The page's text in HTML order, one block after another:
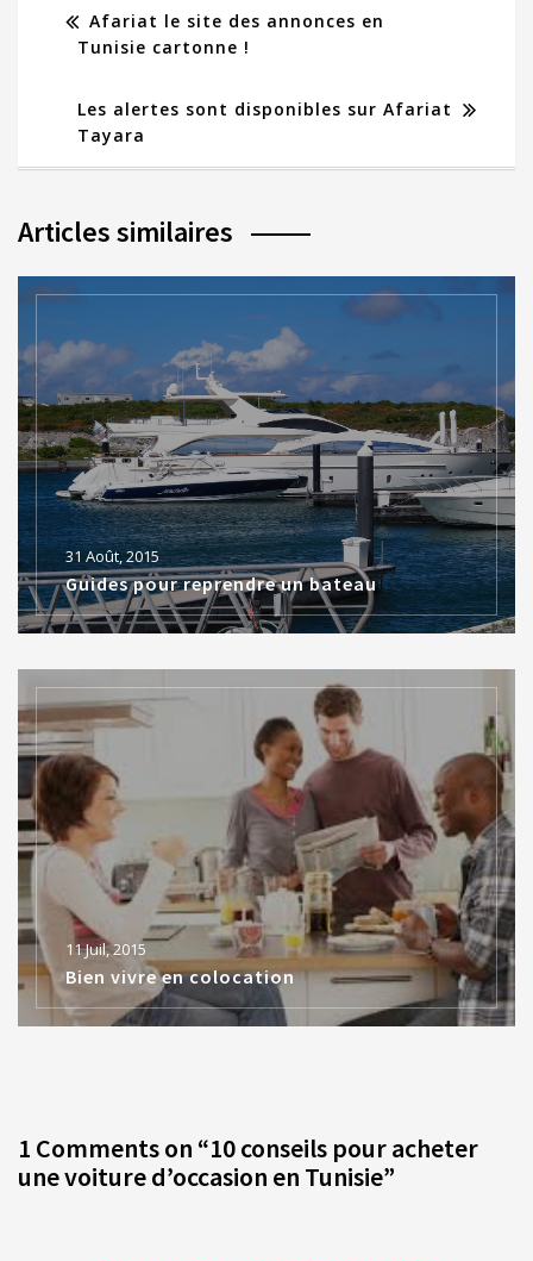
Afariat le site des annonces en
Tunisie cartonne !
Les alertes sont disponibles sur Afariat
Tayara
Articles similaires
31 Août, 2015
Guides pour reprendre un bateau
11 Juil, 2015
Bien vivre en colocation
1 Comments on “10 conseils pour acheter
une voiture d’occasion en Tunisie”